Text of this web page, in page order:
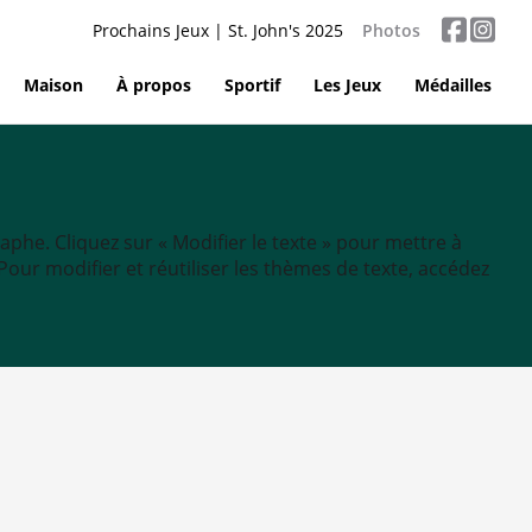
Prochains Jeux | St. John's 2025 Photos
Maison À propos Sportif Les Jeux Médailles
Cliquez sur « Modifier le texte » pour mettre à
modifier et réutiliser les thèmes de texte, accédez